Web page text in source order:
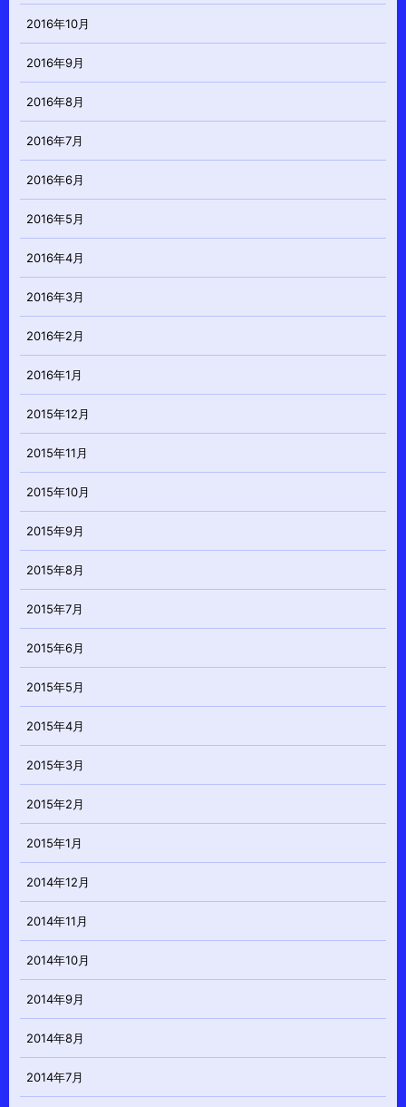
2016年10月
2016年9月
2016年8月
2016年7月
2016年6月
2016年5月
2016年4月
2016年3月
2016年2月
2016年1月
2015年12月
2015年11月
2015年10月
2015年9月
2015年8月
2015年7月
2015年6月
2015年5月
2015年4月
2015年3月
2015年2月
2015年1月
2014年12月
2014年11月
2014年10月
2014年9月
2014年8月
2014年7月